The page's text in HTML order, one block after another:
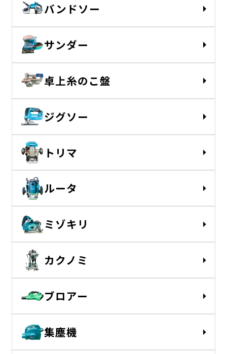
バンドソー
サンダー
卓上糸のこ盤
ジグソー
トリマ
ルータ
ミゾキリ
カクノミ
ブロアー
集塵機